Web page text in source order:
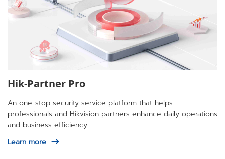
Hik-Partner Pro
An one-stop security service platform that helps
professionals and Hikvision partners enhance daily operations
and business efficiency.
Learn more